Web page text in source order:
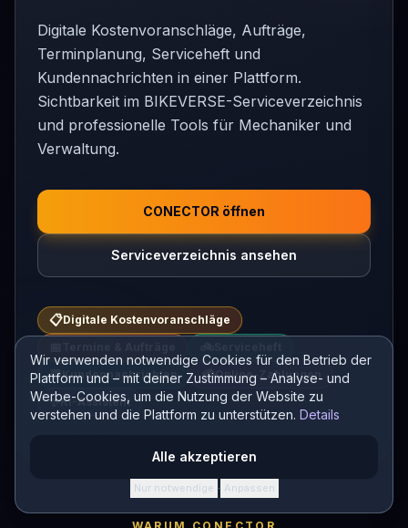
Wir verwenden notwendige Cookies für den Betrieb der
Plattform und – mit deiner Zustimmung – Analyse- und
Werbe-Cookies, um die Nutzung der Website zu
verstehen und die Plattform zu unterstützen. Details
Alle akzeptieren
Nur notwendige · Anpassen
Digitale Kostenvoranschläge, Aufträge,
Terminplanung, Serviceheft und
Kundennachrichten in einer Plattform.
Sichtbarkeit im BIKEVERSE-Serviceverzeichnis
und professionelle Tools für Mechaniker und
Verwaltung.
CONECTOR öffnen
Serviceverzeichnis ansehen
📋Digitale Kostenvoranschläge
💬Kundennachrichten 💳Online-Zahlungen
✨KI-Assistent